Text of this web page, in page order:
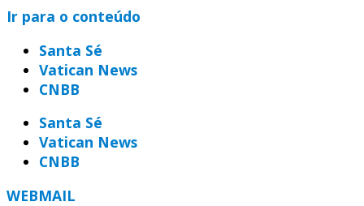
Ir para o conteúdo
Santa Sé
Vatican News
CNBB
Santa Sé
Vatican News
CNBB
WEBMAIL